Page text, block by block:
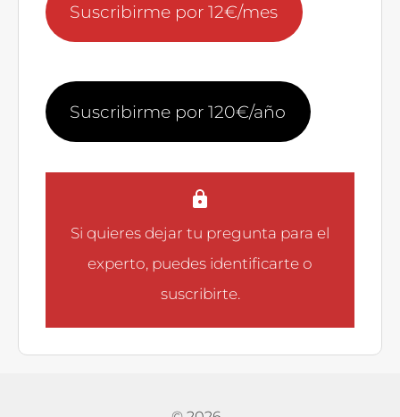
Suscribirme por 12€/mes
Suscribirme por 120€/año
Si quieres dejar tu pregunta para el
experto, puedes identificarte o
suscribirte.